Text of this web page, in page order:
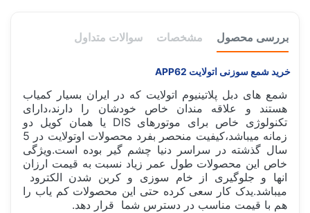
بررسی محصول مشخصات سوالات متداول
خرید شمع سوزنی اتولایت APP62
شمع های دبل پلاتینیوم اتولایت که در ایران بسیار کمیاب
هستند و علاقه مندان خاص خودشان را دارند،دارای
تکنولوژی خاص برای موتورهای DIS یا همان کویل دو
زمانه میباشد،کیفیت منحصر بفرد محصولات اوتولایت در 5
سال گذشته در سراسر دنیا چشم گیر بوده است.ویژگی
خاص این محصولات طول عمر زیاد نسبت به قیمت ارزان
انها و جلوگیری از خام سوزی و کربن شدن الکترود
میباشد.یدک کار سعی کرده حتی این محصولات کم یاب را
هم با قیمت مناسب در دسترس شما قرار دهد.